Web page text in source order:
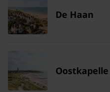
De Haan
Oostkapelle